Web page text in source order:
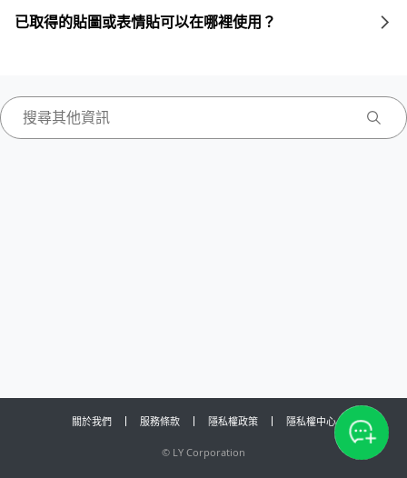
已取得的貼圖或表情貼可以在哪裡使用？
關於我們 服務條款 隱私權政策 隱私權中心
© LY Corporation